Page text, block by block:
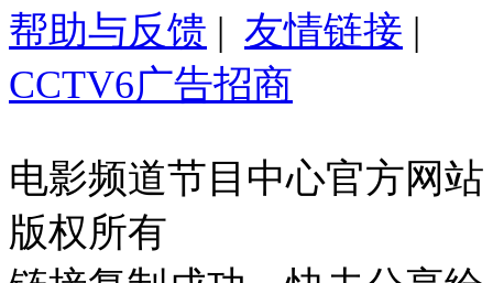
帮助与反馈 | 友情链接 |
CCTV6广告招商
电影频道节目中心官方网站
版权所有